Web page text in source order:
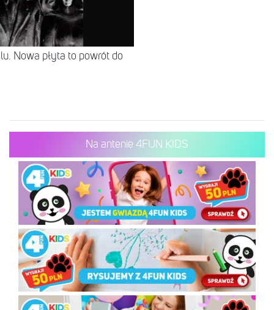
Nowa płyta to powrót do
Na antenie 4FUN KIDS